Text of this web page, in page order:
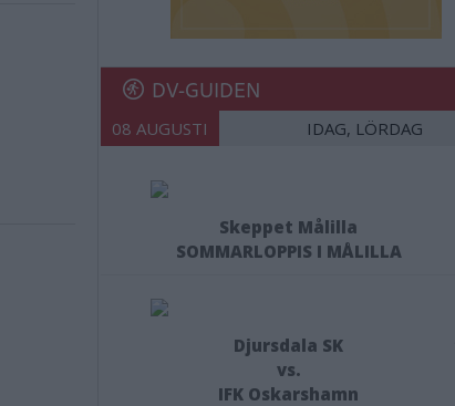
DV-GUIDEN
08 AUGUSTI IDAG, LÖRDAG
Skeppet Målilla
SOMMARLOPPIS I MÅLILLA
Djursdala SK
vs.
IFK Oskarshamn